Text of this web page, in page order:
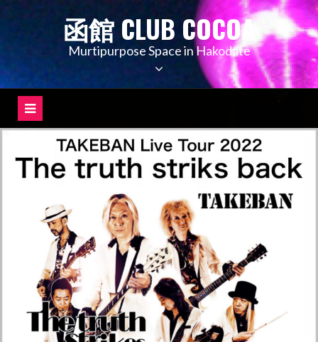
ツ
キ
函館 CLUB COCOA
Murtipurpose Space in Hakodate